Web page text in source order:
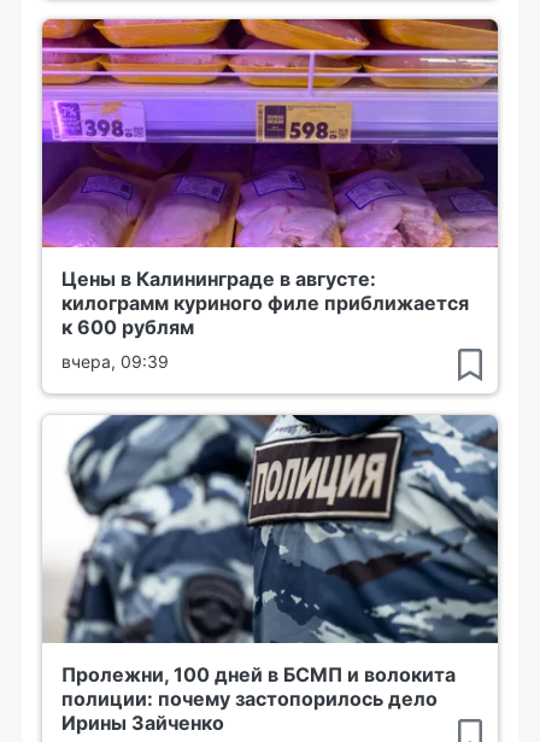
Цены в Калининграде в августе:
килограмм куриного филе приближается
к 600 рублям
вчера, 09:39
Пролежни, 100 дней в БСМП и волокита
полиции: почему застопорилось дело
Ирины Зайченко